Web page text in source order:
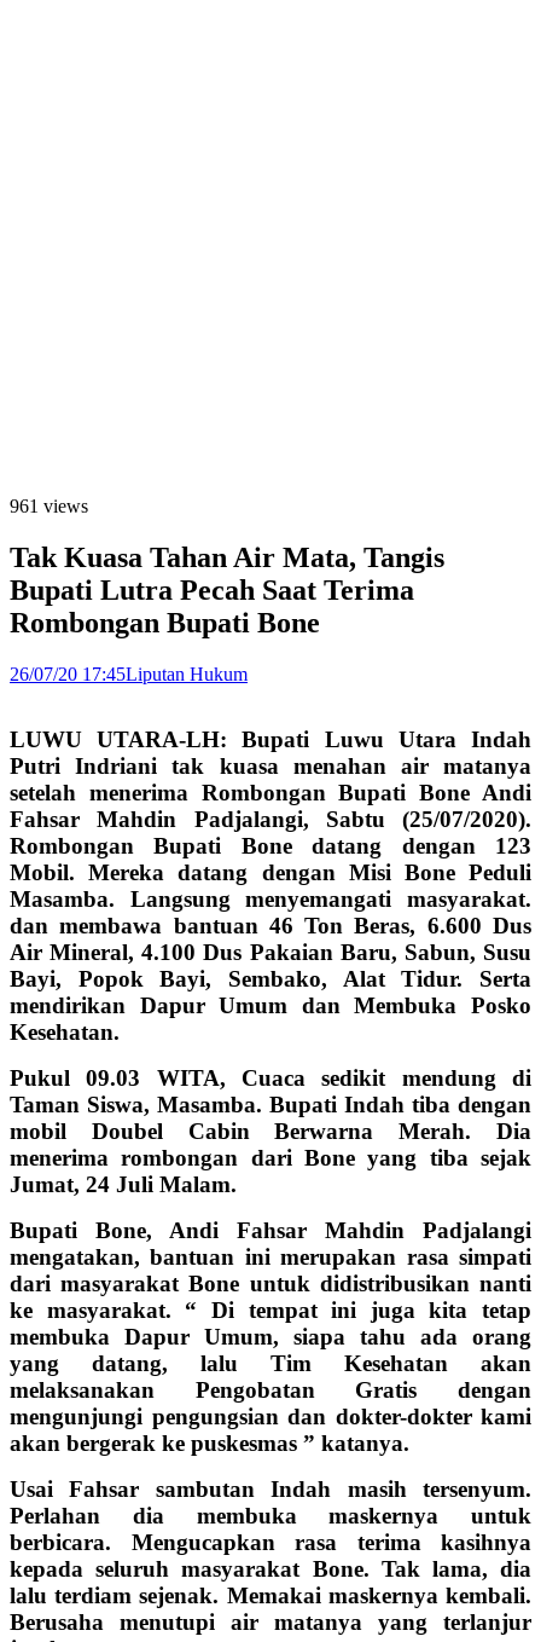
961 views
Tak Kuasa Tahan Air Mata, Tangis
Bupati Lutra Pecah Saat Terima
Rombongan Bupati Bone
26/07/20 17:45Liputan Hukum
LUWU UTARA-LH: Bupati Luwu Utara Indah
Putri Indriani tak kuasa menahan air matanya
setelah menerima Rombongan Bupati Bone Andi
Fahsar Mahdin Padjalangi, Sabtu (25/07/2020).
Rombongan Bupati Bone datang dengan 123
Mobil. Mereka datang dengan Misi Bone Peduli
Masamba. Langsung menyemangati masyarakat.
dan membawa bantuan 46 Ton Beras, 6.600 Dus
Air Mineral, 4.100 Dus Pakaian Baru, Sabun, Susu
Bayi, Popok Bayi, Sembako, Alat Tidur. Serta
mendirikan Dapur Umum dan Membuka Posko
Kesehatan.
Pukul 09.03 WITA, Cuaca sedikit mendung di
Taman Siswa, Masamba. Bupati Indah tiba dengan
mobil Doubel Cabin Berwarna Merah. Dia
menerima rombongan dari Bone yang tiba sejak
Jumat, 24 Juli Malam.
Bupati Bone, Andi Fahsar Mahdin Padjalangi
mengatakan, bantuan ini merupakan rasa simpati
dari masyarakat Bone untuk didistribusikan nanti
ke masyarakat. “ Di tempat ini juga kita tetap
membuka Dapur Umum, siapa tahu ada orang
yang datang, lalu Tim Kesehatan akan
melaksanakan Pengobatan Gratis dengan
mengunjungi pengungsian dan dokter-dokter kami
akan bergerak ke puskesmas ” katanya.
Usai Fahsar sambutan Indah masih tersenyum.
Perlahan dia membuka maskernya untuk
berbicara. Mengucapkan rasa terima kasihnya
kepada seluruh masyarakat Bone. Tak lama, dia
lalu terdiam sejenak. Memakai maskernya kembali.
Berusaha menutupi air matanya yang terlanjur